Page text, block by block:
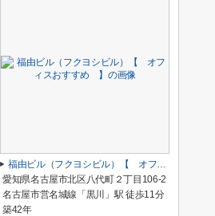
福由ビル（フクヨシビル）【 オフィスおすすめ 】
愛知県名古屋市北区八代町２丁目106-2
名古屋市営名城線「黒川」駅 徒歩11分
築42年